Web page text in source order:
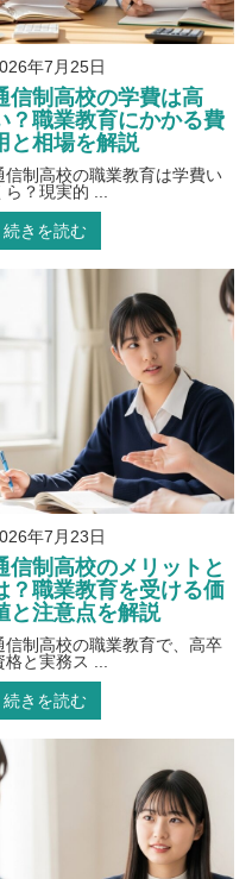
年7月25日
信制高校の学費は高
？職業教育にかかる費
と相場を解説
信制高校の職業教育は学費い
ら？現実的 ...
続きを読む
年7月23日
信制高校のメリットと
？職業教育を受ける価
と注意点を解説
信制高校の職業教育で、高卒
格と実務ス ...
続きを読む